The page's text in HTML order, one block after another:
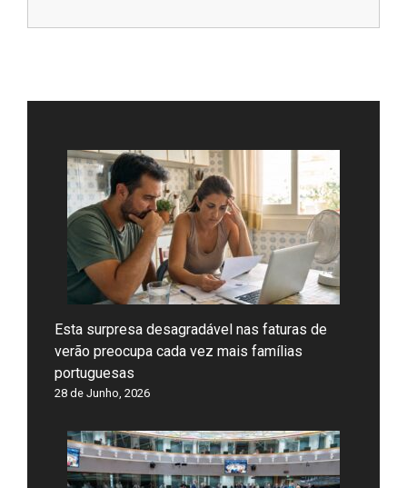
Esta surpresa desagradável nas faturas de
verão preocupa cada vez mais famílias
portuguesas
28 de Junho, 2026